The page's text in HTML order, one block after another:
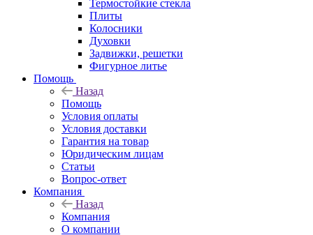
Термостойкие стекла
Плиты
Колосники
Духовки
Задвижки, решетки
Фигурное литье
Помощь
Назад
Помощь
Условия оплаты
Условия доставки
Гарантия на товар
Юридическим лицам
Статьи
Вопрос-ответ
Компания
Назад
Компания
О компании